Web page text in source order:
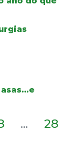
... 28